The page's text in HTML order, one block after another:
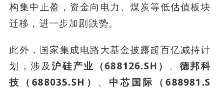
构集中止盈，资金向电力、煤炭等低估值板块
迁移，进一步加剧跌势。
此外，国家集成电路大基金披露超百亿减持计
划，涉及沪硅产业（688126.SH） 、 德邦科
技（688035.SH） 、 中芯国际（688981.S